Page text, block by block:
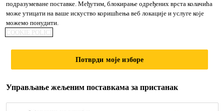
PRATEĆI FASADNI
MATERIJALI
подразумеване поставке. Међутим, блокирање одређених врста колачића
може утицати на ваше искуство коришћења веб локације и услуге које
можемо понудити.
COOKIE POLICI
Потврди моје изборе
Управљање жељеним поставкама за пристанак